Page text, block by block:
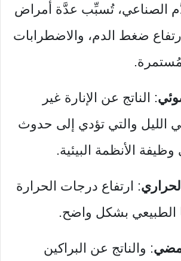
الصناعي، تُسبِّب عدَّة أمراض
ضغط الدم، والاضطرابات
: الناتج عن الإنارة غير
الليل والتي تؤدي إلى حدوث
الأنظمة البيئية.
: ارتفاع درجات الحرارة
الطبيعي بشكل واضح.
: والناتج عن البراكين